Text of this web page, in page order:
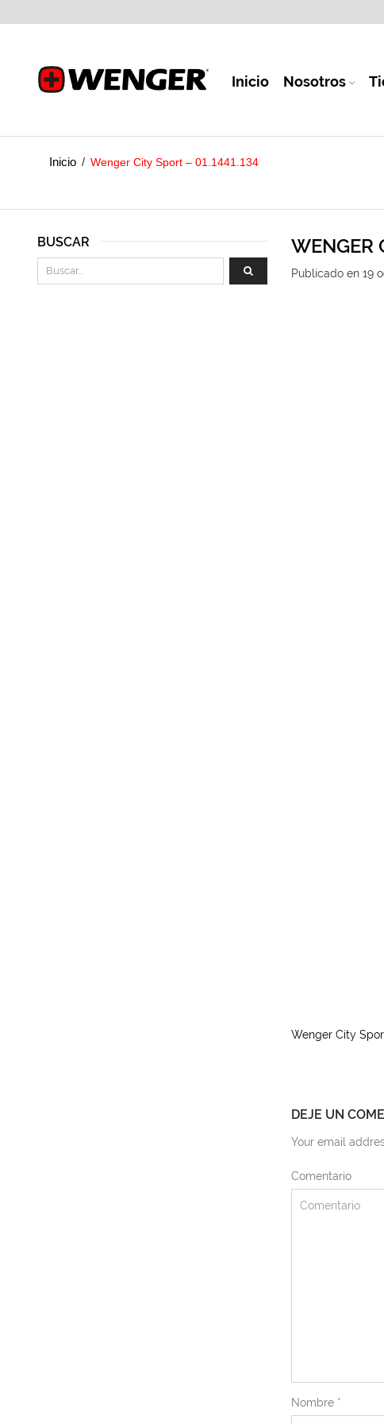
Inicio Nosotros
Inicio / Wenger City Sport – 01.1441.134
WENGER
Publicado en 19
Wenger City
DEJE UN
Your email
Comentario
Nombre *
BUSCAR